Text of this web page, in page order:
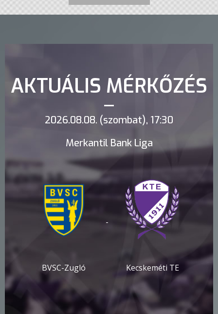
AKTUÁLIS MÉRKŐZÉS
2026.08.08. (szombat), 17:30
Merkantil Bank Liga
BVSC-Zugló
-
Kecskeméti TE